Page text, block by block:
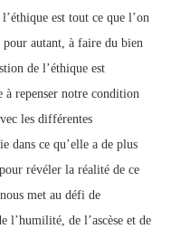
est tout ce que l’on
autant, à faire du bien
de l’éthique est
à repenser notre condition
les différentes
dans ce qu’elle a de plus
révéler la réalité de ce
met au défi de
l’humilité, de l’ascèse et de